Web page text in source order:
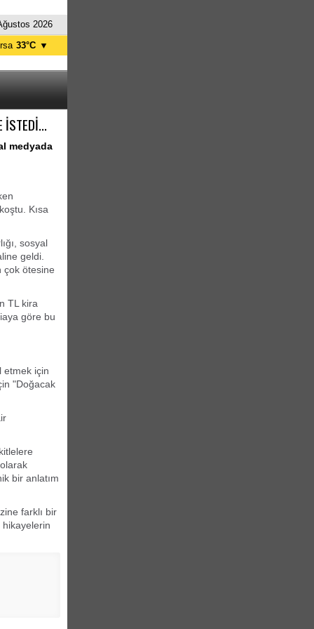
2026
33°C ▼
İSTEDİ...
medyada
Kısa
sosyal
geldi.
çok ötesine
TL kira
göre bu
etmek için
"Doğacak
bir anlatım
farklı bir
hikayelerin